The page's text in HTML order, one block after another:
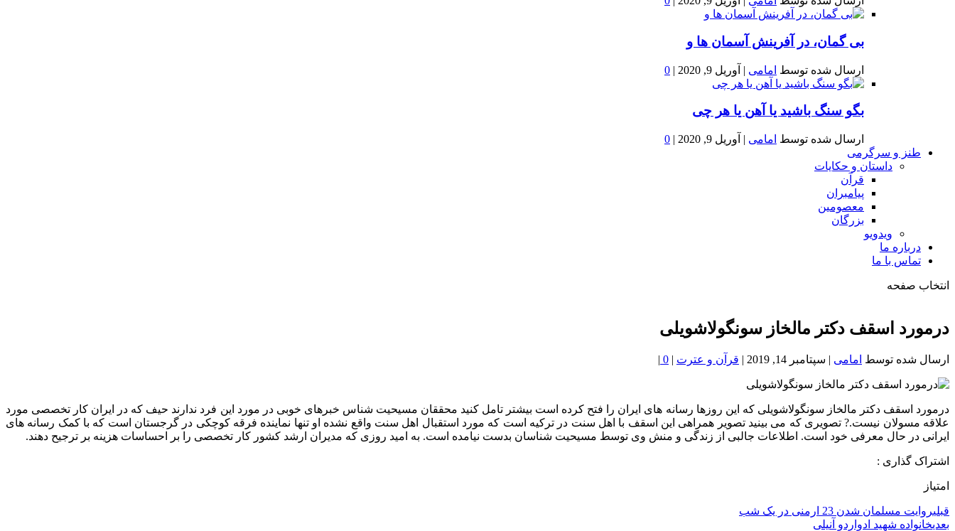
بى گمان، در آفرينش آسمان ها و
ارسال شده توسط امامی | آوریل 9, 2020 |
0
بگو سنگ باشید یا آهن یا هر چی
ارسال شده توسط امامی | آوریل 9, 2020 |
0
طنز و سرگرمی
داستان و حکایات
قرآن
پیامبران
معصومین
بزرگان
ویدویو
درباره ما
تماس با ما
انتخاب صفحه
خون
شمال
درمورد اسقف دکتر مالخاز سونگولاشویلی
ارسال شده توسط امامی | سپتامبر 14, 2019 | قرآن و عترت |
0
|
درمورد اسقف دکتر مالخاز سونگولاشویلی که این روزها رسانه های ایران را فتح کرده است بیشتر تامل کنید محققان مسیحیت شناس خبرهای خوبی در مورد این فرد ندارند حیف که در ایران کار تخصصی مورد
علاقه مسولان نیست.? تصویری که می بینید تصویر همراهی این اسقف با اهل سنت در ترکیه است که مورد استقبال اهل سنت واقع نشده او تنها نماینده فرقه کوچکی در گرجستان است که با کمک رسانه های
ایرانی در حال معرفی خود است. اطلاعات جالبی از زندگی و منش وی توسط مسیحیت شناسان بدست نیامده است. به امید روزی که مدیران ارشد کشور کار تخصصی را بر احساسات هزینه بر ترجیح دهند.
اشتراک گذاری :
امتیاز
قبلیروایت مسلمان شدن 23 ارمنی در یک شب
بعدیخانواده شهید ادواردو آنیلی